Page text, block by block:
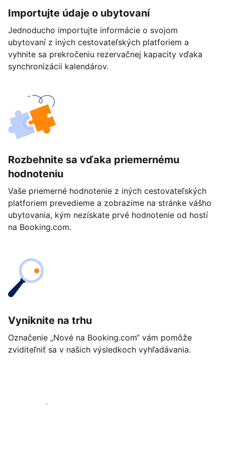
Importujte údaje o ubytovaní
Jednoducho importujte informácie o svojom
ubytovaní z iných cestovateľských platforiem a
vyhnite sa prekročeniu rezervačnej kapacity vďaka
synchronizácii kalendárov.
Rozbehnite sa vďaka priemernému
hodnoteniu
Vaše priemerné hodnotenie z iných cestovateľských
platforiem prevedieme a zobrazíme na stránke vášho
ubytovania, kým nezískate prvé hodnotenie od hostí
na Booking.com.
Vyniknite na trhu
Označenie „Nové na Booking.com“ vám pomôže
zviditeľniť sa v našich výsledkoch vyhľadávania.
Začať ešte dnes